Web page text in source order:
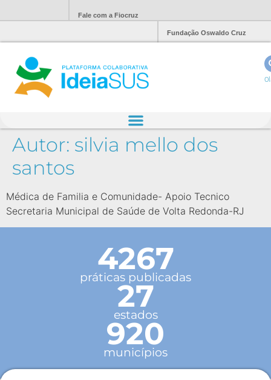
Fale com a Fiocruz
Fundação Oswaldo Cruz
Autor: silvia mello dos
santos
Médica de Familia e Comunidade- Apoio Tecnico
Secretaria Municipal de Saúde de Volta Redonda-RJ
4267
práticas publicadas
27
estados
920
municípios